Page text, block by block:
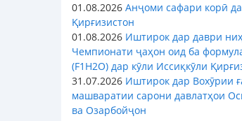
01.08.2026 Анҷоми сафари корӣ
Қирғизистон
01.08.2026 Иштирок дар даври
Чемпионати ҷаҳон оид ба
(F1H2O) дар кӯли Иссиқкӯли
31.07.2026 Иштирок дар Вохӯрии
машваратии сарони давлатҳои
ва Озарбойҷон